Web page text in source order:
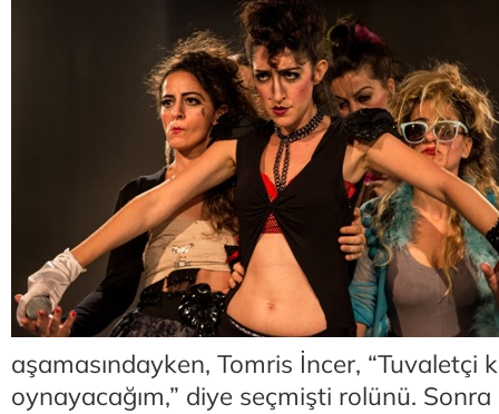
aşamasındayken, Tomris İncer, “Tuvaletçi
oynayacağım,” diye seçmişti rolünü.